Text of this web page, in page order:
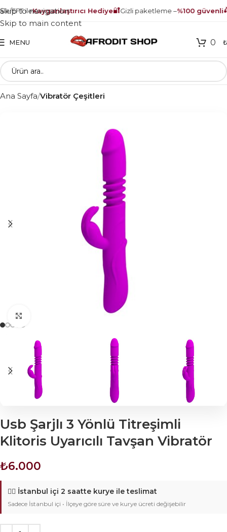
EFT ileKayganlaştırıcı Hediye🔐Gizli paketleme –%100 güvenli🛵
Skip to navigation
Skip to main content
MENU 0 ₺
Ana Sayfa Vibratör Çeşitleri
Usb Şarjlı 3 Yönlü Titreşimli
Klitoris Uyarıcılı Tavşan Vibratör
₺6.000
🚴‍♂️ İstanbul içi 2 saatte kurye ile teslimat
Sadece İstanbul içi • İlçeye göre süre ve kurye ücreti değişebilir